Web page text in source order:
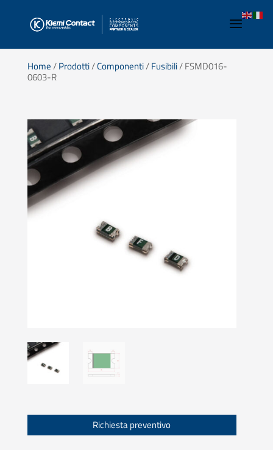
Home/Prodotti/Componenti/Fusibili/ FSMD016-
0603-R
Richiesta preventivo